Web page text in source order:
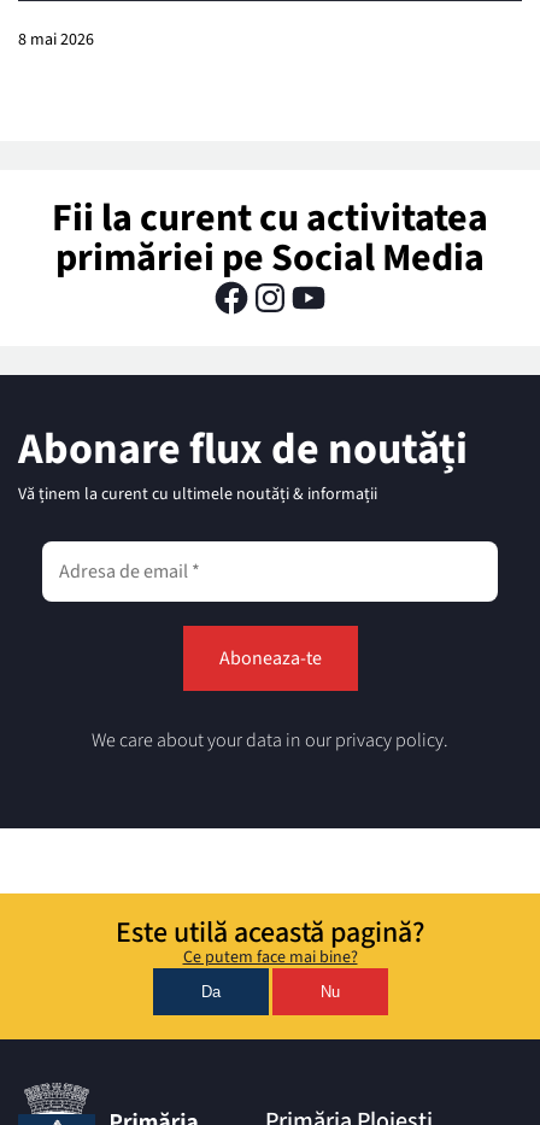
8 mai 2026
Fii la curent cu activitatea
primăriei pe Social Media
Abonare flux de noutăți
Vă ținem la curent cu ultimele noutăți & informații
We care about your data in our privacy policy.
Este utilă această pagină?
Ce putem face mai bine?
Da Nu